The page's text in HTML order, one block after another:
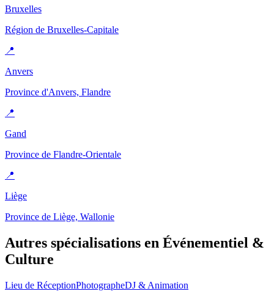
Bruxelles
Région de Bruxelles-Capitale
📍
Anvers
Province d'Anvers, Flandre
📍
Gand
Province de Flandre-Orientale
📍
Liège
Province de Liège, Wallonie
Autres spécialisations en Événementiel &
Culture
Lieu de RéceptionPhotographeDJ & Animation